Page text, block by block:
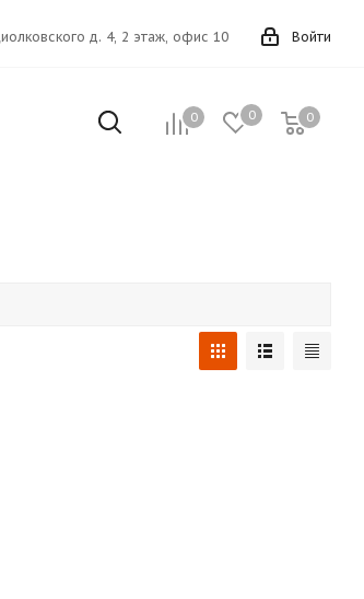
Войти
д. 4, 2 этаж, офис 10
0 0 0